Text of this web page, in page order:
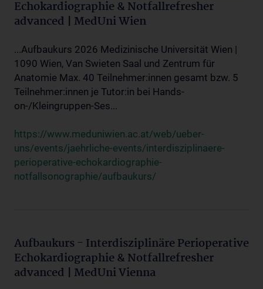
Echokardiographie & Notfallrefresher
advanced | MedUni Wien
...Aufbaukurs 2026 Medizinische Universität Wien |
1090 Wien, Van Swieten Saal und Zentrum für
Anatomie Max. 40 Teilnehmer:innen gesamt bzw. 5
Teilnehmer:innen je Tutor:in bei Hands-
on-/Kleingruppen-Ses...
https://www.meduniwien.ac.at/web/ueber-
uns/events/jaehrliche-events/interdisziplinaere-
perioperative-echokardiographie-
notfallsonographie/aufbaukurs/
Aufbaukurs - Interdisziplinäre Perioperative
Echokardiographie & Notfallrefresher
advanced | MedUni Vienna